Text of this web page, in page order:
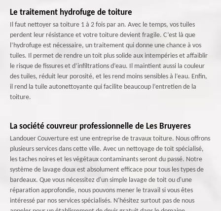
Le traitement hydrofuge de toiture
Il faut nettoyer sa toiture 1 à 2 fois par an. Avec le temps, vos tuiles
perdent leur résistance et votre toiture devient fragile. C’est là que
l’hydrofuge est nécessaire, un traitement qui donne une chance à vos
tuiles. Il permet de rendre un toit plus solide aux intempéries et affaiblir
le risque de fissures et d’infiltrations d’eau. Il maintient aussi la couleur
des tuiles, réduit leur porosité, et les rend moins sensibles à l’eau. Enfin,
il rend la tuile autonettoyante qui facilite beaucoup l’entretien de la
toiture.
La société couvreur professionnelle de Les Bruyeres
Landouer Couverture est une entreprise de travaux toiture. Nous offrons
plusieurs services dans cette ville. Avec un nettoyage de toit spécialisé,
les taches noires et les végétaux contaminants seront du passé. Notre
système de lavage doux est absolument efficace pour tous les types de
bardeaux. Que vous nécessitez d'un simple lavage de toit ou d'une
réparation approfondie, nous pouvons mener le travail si vous êtes
intéressé par nos services spécialisés. N'hésitez surtout pas de nous